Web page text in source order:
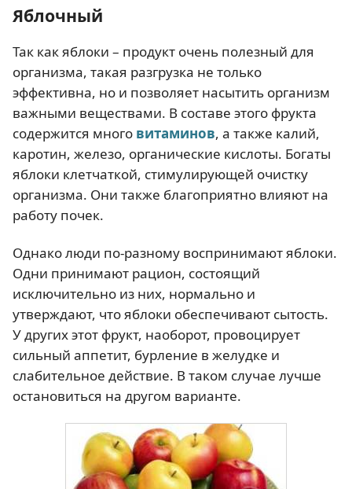
Яблочный
Так как яблоки – продукт очень полезный для
организма, такая разгрузка не только
эффективна, но и позволяет насытить организм
важными веществами. В составе этого фрукта
содержится много витаминов, а также калий,
каротин, железо, органические кислоты. Богаты
яблоки клетчаткой, стимулирующей очистку
организма. Они также благоприятно влияют на
работу почек.
Однако люди по-разному воспринимают яблоки.
Одни принимают рацион, состоящий
исключительно из них, нормально и
утверждают, что яблоки обеспечивают сытость.
У других этот фрукт, наоборот, провоцирует
сильный аппетит, бурление в желудке и
слабительное действие. В таком случае лучше
остановиться на другом варианте.